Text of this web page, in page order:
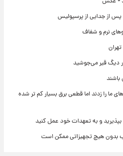
پس از جدایی از پرسپولیس
نرم و شفاف
دیگ قیر می‌جوشید
باشند
ما را زدند اما قطعی برق بسیار کم تر شده
بپذیرید و به تعهدات خود عمل کنید
بدون هیچ تجهیزاتی ممکن است